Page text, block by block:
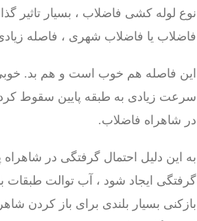
نوع لوله کشی فاضلاب ، بسیار
فاضلاب یا فاضلاب شهری ، فاصله
این فاصله هم خوب است و هم بد.
سرعت زیادی به طبقه پایین سقوط
در شاهراه فاضلاب.
به این دلیل احتمال گرفتگی در
گرفتگی ایجاد شود ، آب توالت طبقات
بازکنی بسیار بلندی برای باز کردن